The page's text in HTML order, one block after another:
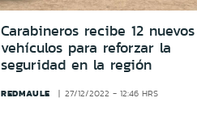
Carabineros recibe 12 nuevos
vehículos para reforzar la
seguridad en la región
REDMAULE 27/12/2022 - 12:46 HRS